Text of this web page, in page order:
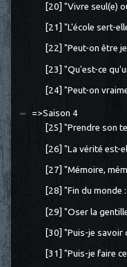
[20] "Vivre seul(e)
[21] "L'école sert-
[22] "Peut-on être
[23] "Qu'est-ce
[24] "Peut-on
=>Saison 4
[25] "Prendre son
[26] "La vérité est-
[27] "Mémoire,
[28] "Fin du monde
[29] "Oser la
[30] "Puis-je savoir
[31] "Puis-je faire